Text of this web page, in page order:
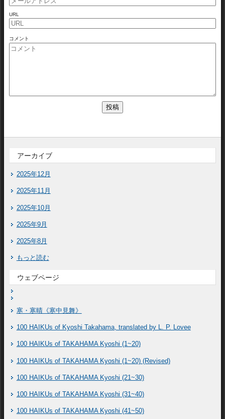
URL
コメント
アーカイブ
2025年12月
2025年11月
2025年10月
2025年9月
2025年8月
もっと読む
ウェブページ
寒・寒晴《寒中見舞》
100 HAIKUs of Kyoshi Takahama, translated by L. P. Lovee
100 HAIKUs of TAKAHAMA Kyoshi (1~20)
100 HAIKUs of TAKAHAMA Kyoshi (1~20) (Revised)
100 HAIKUs of TAKAHAMA Kyoshi (21~30)
100 HAIKUs of TAKAHAMA Kyoshi (31~40)
100 HAIKUs of TAKAHAMA Kyoshi (41~50)